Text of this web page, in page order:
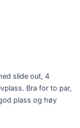
slide out, 4
Bra for to par,
plass og høy